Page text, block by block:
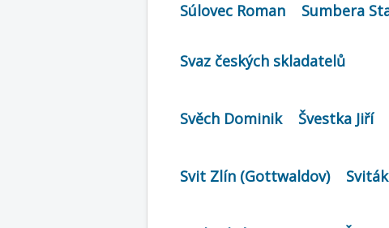
Súlovec Roman Sumbera
Svaz českých skladatelů
Svěch Dominik Švestka Jiří
Svit Zlín (Gottwaldov)